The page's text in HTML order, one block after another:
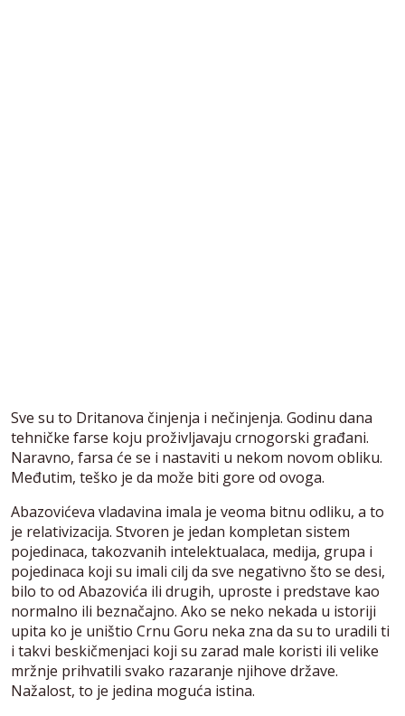
Sve su to Dritanova činjenja i nečinjenja. Godinu dana
tehničke farse koju proživljavaju crnogorski građani.
Naravno, farsa će se i nastaviti u nekom novom obliku.
Međutim, teško je da može biti gore od ovoga.
Abazovićeva vladavina imala je veoma bitnu odliku, a to
je relativizacija. Stvoren je jedan kompletan sistem
pojedinaca, takozvanih intelektualaca, medija, grupa i
pojedinaca koji su imali cilj da sve negativno što se desi,
bilo to od Abazovića ili drugih, uproste i predstave kao
normalno ili beznačajno. Ako se neko nekada u istoriji
upita ko je uništio Crnu Goru neka zna da su to uradili ti
i takvi beskičmenjaci koji su zarad male koristi ili velike
mržnje prihvatili svako razaranje njihove države.
Nažalost, to je jedina moguća istina.